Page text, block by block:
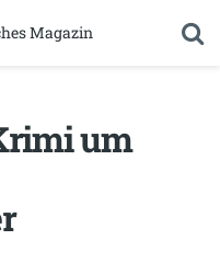
Magazin
um